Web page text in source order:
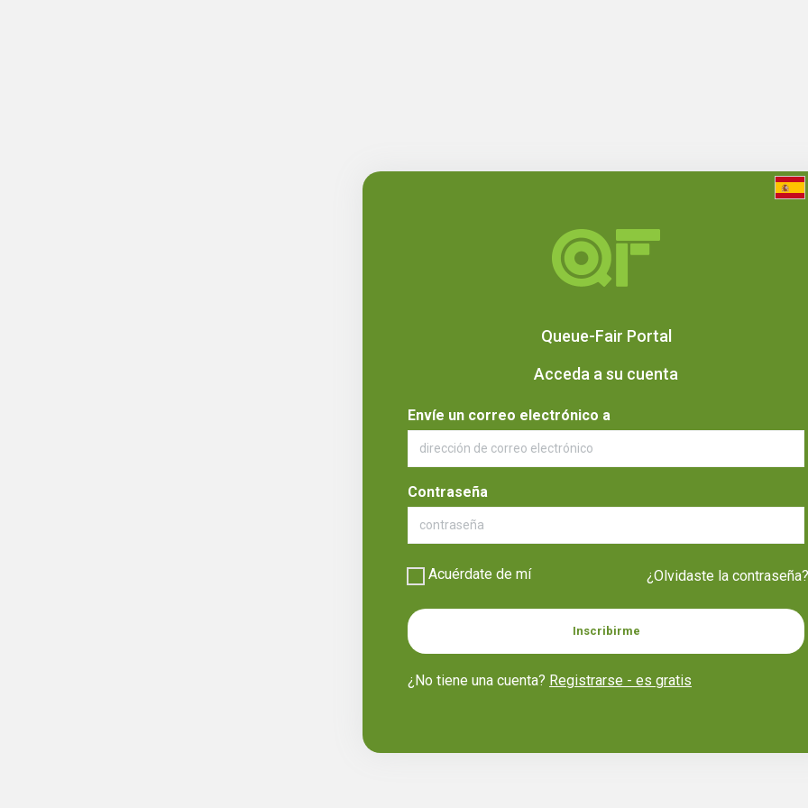
Queue-Fair Portal
Acceda a su cuenta
Envíe un correo electrónico a
Contraseña
Acuérdate de mí ¿Olvidaste la contraseña?
Inscribirme
¿No tiene una cuenta? Registrarse - es gratis